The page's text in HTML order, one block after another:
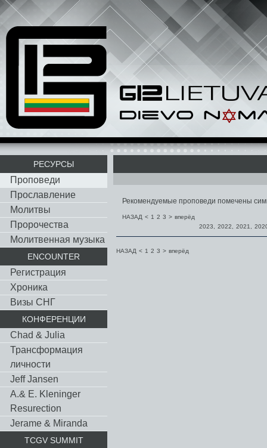
РЕСУРСЫ
Проповеди
Прославление
Молитвы
Пророчества
Молитвенная музыка
ENCOUNTER
Регистрация
Хроника
Визы СНГ
КОНФЕРЕНЦИИ
Chad & Julia
Трансформация
личности
Jeff Jansen
A.& E. Kleninger
Resurection
Jerame & Miranda
TCGV SUMMIT
Рекомендуемые проповеди помечены
НАЗАД < 1 2 3 > вперёд
2023
2022 2021
НАЗАД < 1 2 3 > вперёд